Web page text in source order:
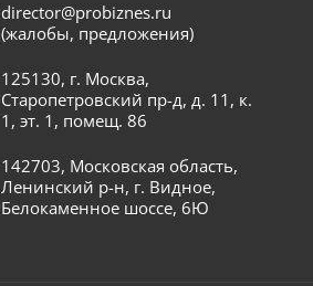
director@probiznes.ru
(жалобы, предложения)
125130, г. Москва,
Старопетровский пр-д, д. 11, к.
1, эт. 1, помещ. 86
142703, Московская область,
Ленинский р-н, г. Видное,
Белокаменное шоссе, 6Ю